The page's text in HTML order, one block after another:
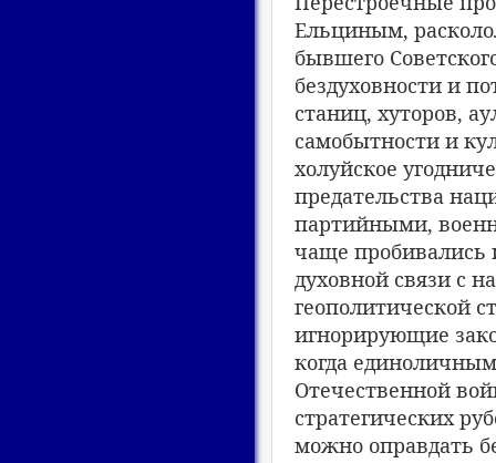
Ельциным,
бывшего
бездуховности и
станиц, хуторов,
самобытности и
холуйское
предательства
партийными,
чаще пробивались
духовной связи с
геополитической
игнорирующие
когда
Отечественной
стратегических
можно оправдать